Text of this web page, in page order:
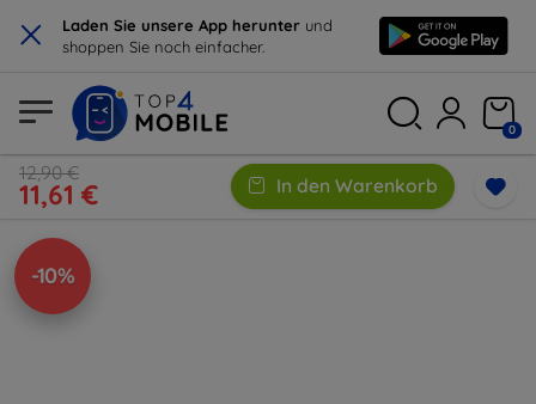
× Laden Sie unsere App herunter und
shoppen Sie noch einfacher.
0
12,90 €
11,61 € In den Warenkorb
-10%